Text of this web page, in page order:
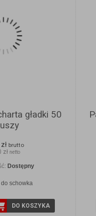
gładki 50
brutto
zł netto
Dostępny
schowka
DO KOSZYKA